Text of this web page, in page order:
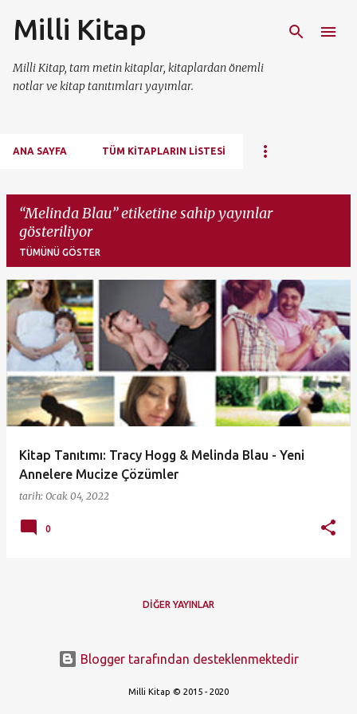
Milli Kitap
Milli Kitap, tam metin kitaplar, kitaplardan önemli
notlar ve kitap tanıtımları yayımlar.
ANA SAYFA TÜM KITAPLARIN LISTESI
Melinda Blau etiketine sahip yayınlar
gösteriliyor
TÜMÜNÜ GÖSTER
K
y
t
Kitap Tanıtımı: Tracy Hogg & Melinda Blau - Yeni
Annelere Mucize Çözümler
tarih: Ocak 04, 2022
0
DIĞER YAYINLAR
Blogger tarafından desteklenmektedir
Milli Kitap © 2015 - 2020